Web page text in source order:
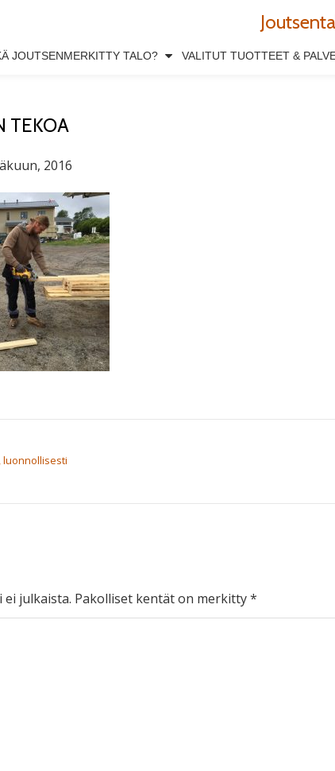
JOUTSENMERKITTY TALO? VALITUT TUOTTEET &
TEKOA
2016
luonnollisesti
julkaista. Pakolliset kentät on merkitty*